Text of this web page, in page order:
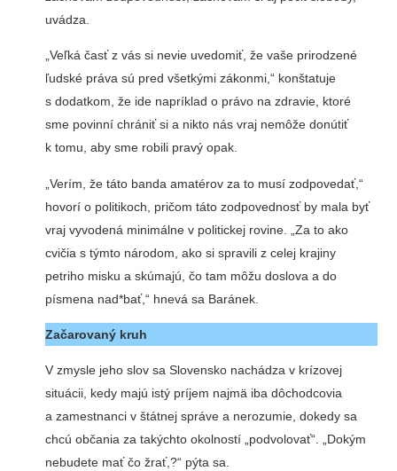
uvádza.
„Veľká časť z vás si nevie uvedomiť, že vaše prirodzené
ľudské práva sú pred všetkými zákonmi,“ konštatuje
s dodatkom, že ide napríklad o právo na zdravie, ktoré
sme povinní chrániť si a nikto nás vraj nemôže donútiť
k tomu, aby sme robili pravý opak.
„Verím, že táto banda amatérov za to musí zodpovedať,“
hovorí o politikoch, pričom táto zodpovednosť by mala byť
vraj vyvodená minimálne v politickej rovine. „Za to ako
cvičia s týmto národom, ako si spravili z celej krajiny
petriho misku a skúmajú, čo tam môžu doslova a do
písmena nad*bať,“ hnevá sa Baránek.
Začarovaný kruh
V zmysle jeho slov sa Slovensko nachádza v krízovej
situácii, kedy majú istý príjem najmä iba dôchodcovia
a zamestnanci v štátnej správe a nerozumie, dokedy sa
chcú občania za takýchto okolností „podvolovať“. „Dokým
nebudete mať čo žrať,?“ pýta sa.